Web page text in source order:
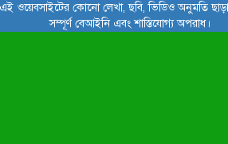
এই ওয়েবসাইটের কোনো লেখা, ছবি, ভিডিও অনুমতি ছাড়া
সম্পূর্ণ বেআইনি এবং শাস্তিযোগ্য অপরাধ।